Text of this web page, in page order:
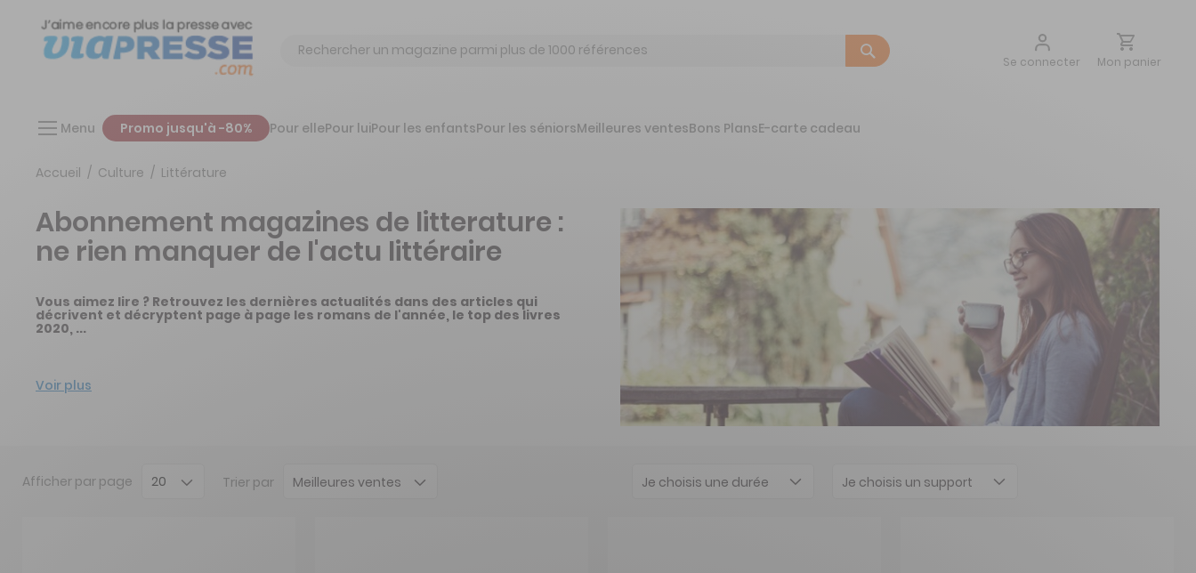
Chercher
Se connecter
Aller
Mon panier
Menu Promo jusqu'à -80% Pour ellePour luiPour les enfantsPour les séniorsMeilleures ventesBons PlansE-carte cadeau
Accueil Culture Littérature
Abonnement magazines de litterature :
ne rien manquer de l'actu littéraire
Vous aimez lire ? Retrouvez les dernières actualités dans des articles qui
décrivent et décryptent page à page les romans de l'année, le top des livres
2020, ...
Voir plus
Je choisis une durée Je choisis un support
Afficher par page Trier par